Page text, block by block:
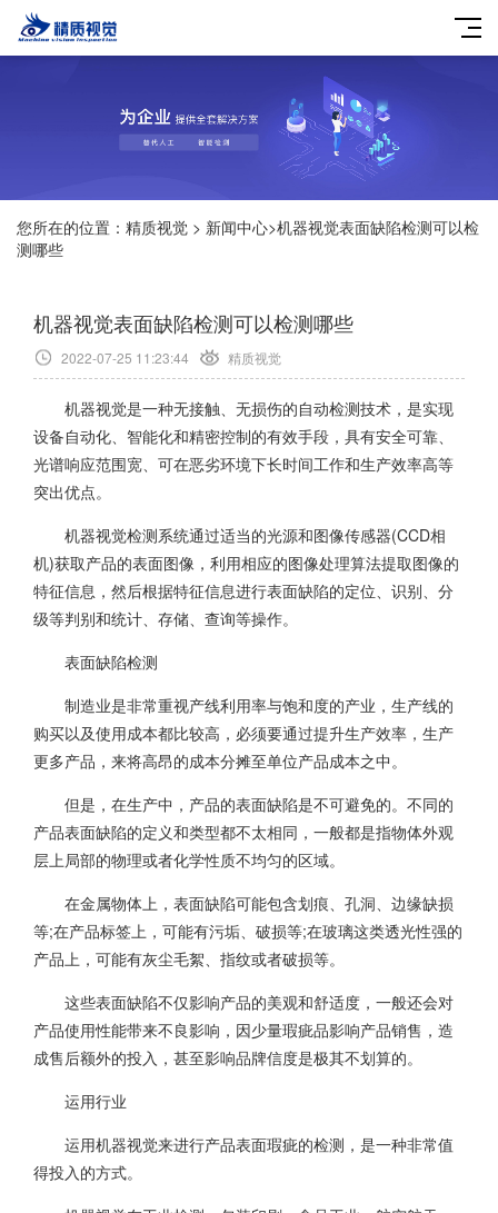
您所在的位置： 精质视觉 > 新闻中心>机器视觉表面缺陷检测可以检
测哪些
机器视觉表面缺陷检测可以检测哪些
2022-07-25 11:23:44 精质视觉
机器视觉是一种无接触、无损伤的自动检测技术，是实现
设备自动化、智能化和精密控制的有效手段，具有安全可靠、
光谱响应范围宽、可在恶劣环境下长时间工作和生产效率高等
突出优点。
机器视觉检测系统通过适当的光源和图像传感器(CCD相
机)获取产品的表面图像，利用相应的图像处理算法提取图像的
特征信息，然后根据特征信息进行表面缺陷的定位、识别、分
级等判别和统计、存储、查询等操作。
表面缺陷检测
制造业是非常重视产线利用率与饱和度的产业，生产线的
购买以及使用成本都比较高，必须要通过提升生产效率，生产
更多产品，来将高昂的成本分摊至单位产品成本之中。
但是，在生产中，产品的表面缺陷是不可避免的。不同的
产品表面缺陷的定义和类型都不太相同，一般都是指物体外观
层上局部的物理或者化学性质不均匀的区域。
在金属物体上，表面缺陷可能包含划痕、孔洞、边缘缺损
等;在产品标签上，可能有污垢、破损等;在玻璃这类透光性强的
产品上，可能有灰尘毛絮、指纹或者破损等。
这些表面缺陷不仅影响产品的美观和舒适度，一般还会对
产品使用性能带来不良影响，因少量瑕疵品影响产品销售，造
成售后额外的投入，甚至影响品牌信度是极其不划算的。
运用行业
运用机器视觉来进行产品表面瑕疵的检测，是一种非常值
得投入的方式。